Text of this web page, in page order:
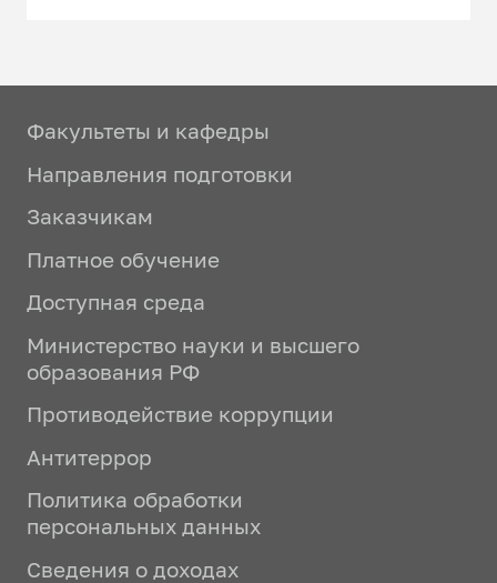
Факультеты и кафедры
Направления подготовки
Заказчикам
Платное обучение
Доступная среда
Министерство науки и высшего
образования РФ
Противодействие коррупции
Антитеррор
Политика обработки
персональных данных
Сведения о доходах